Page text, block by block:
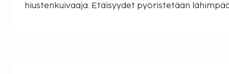
hiustenkuivaaja. Etäisyydet pyöristetään